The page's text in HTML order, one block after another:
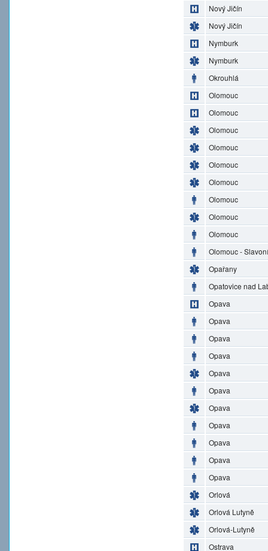
Nový Jičín
Nový Jičín
Nymburk
Nymburk
Okrouhlá
Olomouc
Olomouc
Olomouc
Olomouc
Olomouc
Olomouc
Olomouc
Olomouc
Olomouc
Olomouc -
Opařany
Opatovice nad
Opava
Opava
Opava
Opava
Opava
Opava
Opava
Opava
Opava
Opava
Opava
Orlová
Orlová Lutyně
Orlová-Lutyně
Ostrava